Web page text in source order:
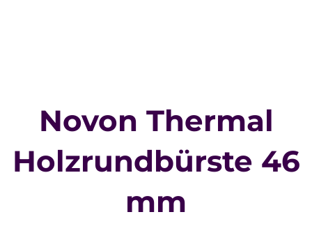
Novon Thermal
Holzrundbürste 46
mm